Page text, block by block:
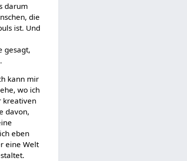
darum
die
ist. Und
gesagt,
kann mir
wo ich
kreativen
davon,
eben
eine Welt